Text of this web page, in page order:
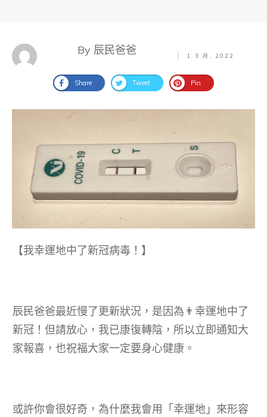
By 辰民爸爸 1 3 月, 2022
Share Tweet Pin
【我幸運地中了新冠病毒！】
辰民爸爸最近慢了更新狀況，是因為👨幸運地中了
新冠！但請放心，我已康復轉陰，所以立即通知大
家報喜，也祝福大家一定要身心健康。
或許你會很好奇，為什麼我會用「幸運地」來形容